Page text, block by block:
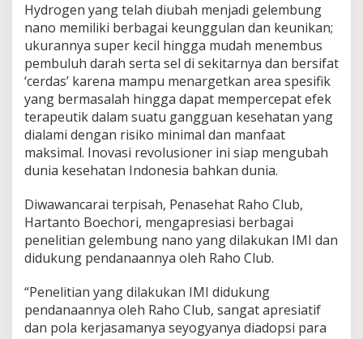
Hydrogen yang telah diubah menjadi gelembung
nano memiliki berbagai keunggulan dan keunikan;
ukurannya super kecil hingga mudah menembus
pembuluh darah serta sel di sekitarnya dan bersifat
‘cerdas’ karena mampu menargetkan area spesifik
yang bermasalah hingga dapat mempercepat efek
terapeutik dalam suatu gangguan kesehatan yang
dialami dengan risiko minimal dan manfaat
maksimal. Inovasi revolusioner ini siap mengubah
dunia kesehatan Indonesia bahkan dunia.
Diwawancarai terpisah, Penasehat Raho Club,
Hartanto Boechori, mengapresiasi berbagai
penelitian gelembung nano yang dilakukan IMI dan
didukung pendanaannya oleh Raho Club.
“Penelitian yang dilakukan IMI didukung
pendanaannya oleh Raho Club, sangat apresiatif
dan pola kerjasamanya seyogyanya diadopsi para